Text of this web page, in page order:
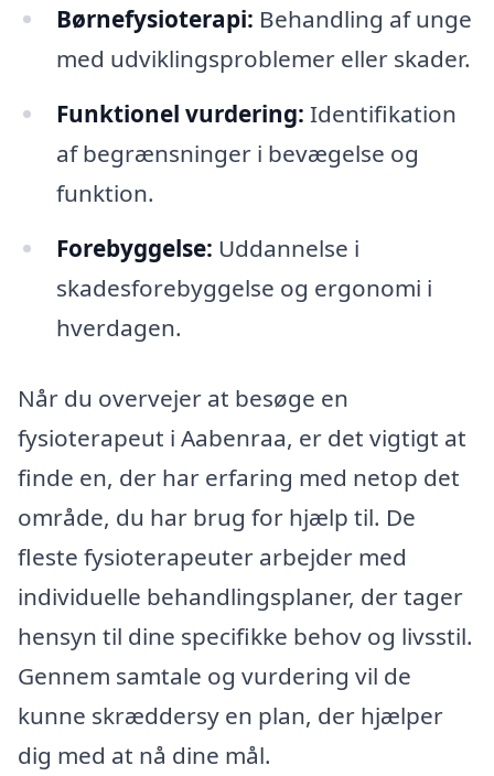
Børnefysioterapi: Behandling af unge
med udviklingsproblemer eller skader.
Funktionel vurdering: Identifikation
af begrænsninger i bevægelse og
funktion.
Forebyggelse: Uddannelse i
skadesforebyggelse og ergonomi i
hverdagen.
Når du overvejer at besøge en
fysioterapeut i Aabenraa, er det vigtigt at
finde en, der har erfaring med netop det
område, du har brug for hjælp til. De
fleste fysioterapeuter arbejder med
individuelle behandlingsplaner, der tager
hensyn til dine specifikke behov og livsstil.
Gennem samtale og vurdering vil de
kunne skræddersy en plan, der hjælper
dig med at nå dine mål.